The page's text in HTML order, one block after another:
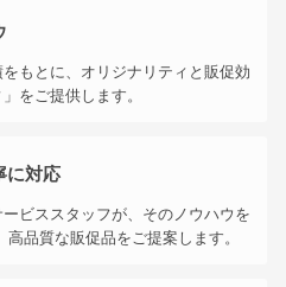
もとに、オリジナリティと販促効
をご提供します。
に対応
ビススタッフが、そのノウハウを
品質な販促品をご提案します。